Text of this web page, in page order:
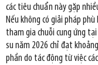
các tiêu chuẩn này gặp
Nếu không có giải pháp
tham gia chuỗi cung ứng
su năm 2026 chỉ đạt
phần do tác động từ việc